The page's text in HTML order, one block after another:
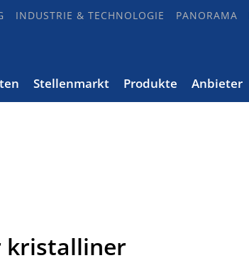
INDUSTRIE & TECHNOLOGIE PANORAMA
Stellenmarkt Produkte Anbieter
kristalliner